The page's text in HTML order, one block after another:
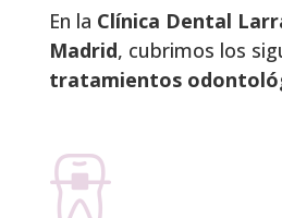
En la Clínica Dental
Madrid, cubrimos los
tratamientos